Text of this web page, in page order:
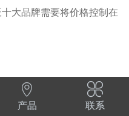
大品牌需要将价格控制在
面装饰板产品，十大不锈
、数字化、自动化等现代

产品

联系